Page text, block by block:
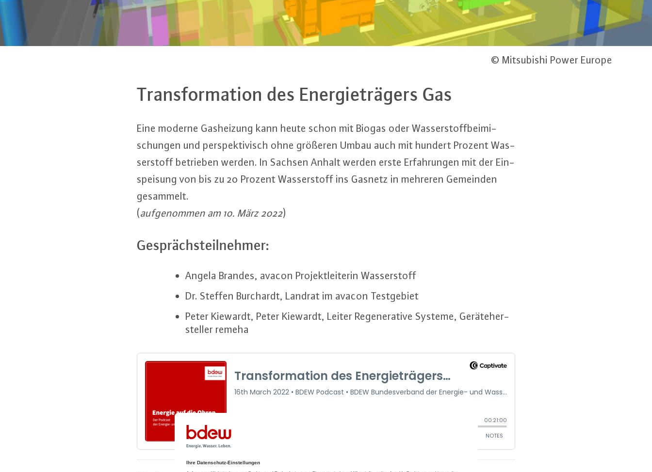
© Mitsubishi Power Europe
Trans­for­ma­ti­on des En­er­gie­trä­gers Gas
Eine moderne Gas­hei­zung kann heute schon mit Biogas oder Was­ser­stoff­bei­mi­
schun­gen und per­spek­ti­visch ohne größeren Umbau auch mit hundert Prozent Was­
ser­stoff betrieben werden. In Sachsen Anhalt werden erste Er­fah­run­gen mit der Ein­
spei­sung von bis zu 20 Prozent Was­ser­stoff ins Gasnetz in mehreren Gemeinden
gesammelt.
(auf­ge­nom­men am 10. März 2022)
Ge­sprächs­teil­neh­mer:
Angela Brandes, avacon Pro­jekt­lei­te­rin Was­ser­stoff
Dr. Steffen Burchardt, Landrat im avacon Test­ge­biet
Peter Kiewardt, Peter Kiewardt, Leiter Re­ge­ne­ra­ti­ve Systeme, Ge­rä­te­her­
stel­ler remeha